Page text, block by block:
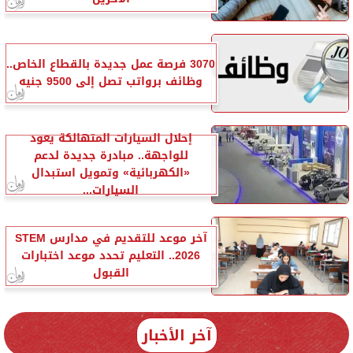
3070 فرصة عمل جديدة بالقطاع الخاص..
وظائف برواتب تصل إلى 9500 جنيه
إحلال السيارات المتهالكة يعود
للواجهة.. مبادرة جديدة لدعم
«الكهربائية» وتمويل استبدال
السيارات...
آخر موعد للتقديم في مدارس STEM
2026.. التعليم تحدد موعد اختبارات
القبول
آخر الأخبار